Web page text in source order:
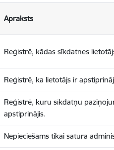
Apraksts
Reģistrē, kādas sīkdatnes
Reģistrē, ka lietotājs ir
Reģistrē, kuru sīkdatņu
apstiprinājis.
Nepieciešams tikai satura